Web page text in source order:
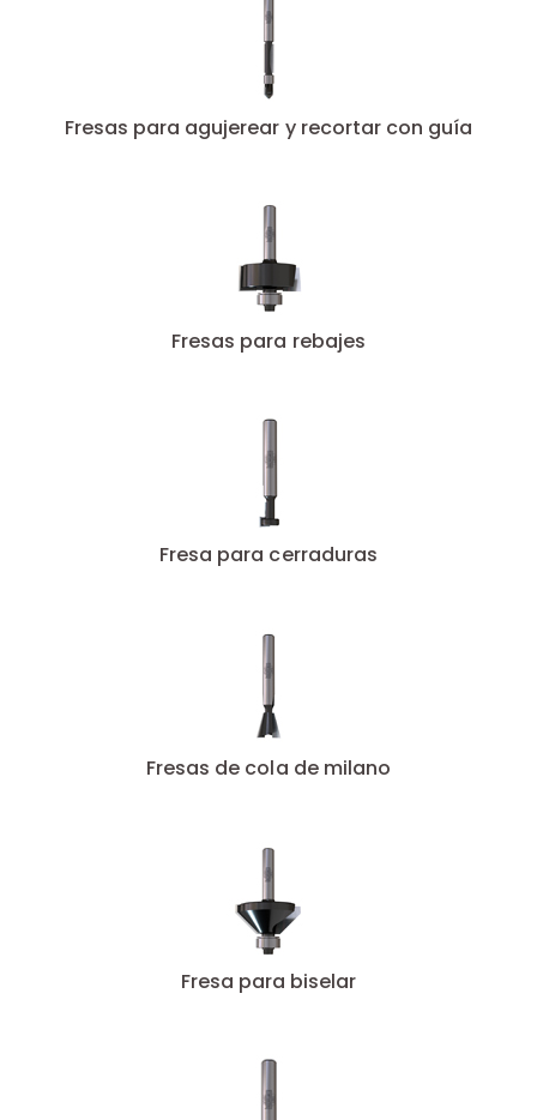
Fresas para agujerear y recortar con guía
Fresas para rebajes
Fresa para cerraduras
Fresas de cola de milano
Fresa para biselar